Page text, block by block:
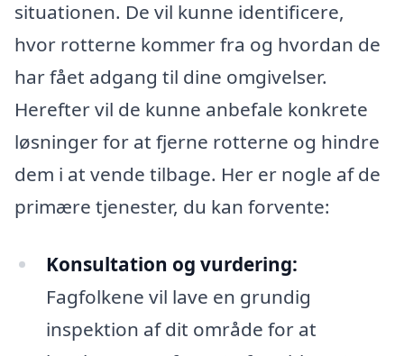
situationen. De vil kunne identificere,
hvor rotterne kommer fra og hvordan de
har fået adgang til dine omgivelser.
Herefter vil de kunne anbefale konkrete
løsninger for at fjerne rotterne og hindre
dem i at vende tilbage. Her er nogle af de
primære tjenester, du kan forvente:
Konsultation og vurdering:
Fagfolkene vil lave en grundig
inspektion af dit område for at